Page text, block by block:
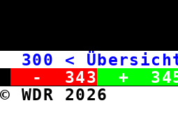
300 <
- 343 +
© WDR 2026